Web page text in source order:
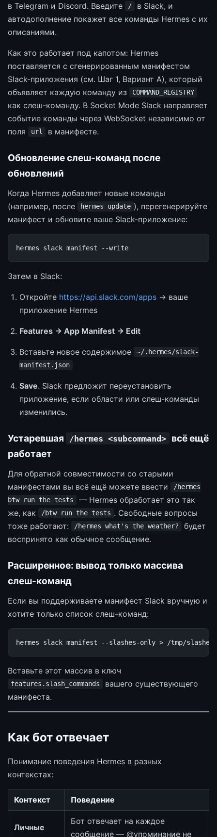
в Telegram и Discord. Введите
/
в Slack, и
автодополнение покажет все команды Hermes с их
описаниями.
Как это работает под капотом: Hermes
поставляется с сгенерированным манифестом
Slack-приложения (см. Шаг 1, Вариант A), который
объявляет каждую команду из
COMMAND_REGISTRY
как слеш-команду. В Socket Mode Slack направляет
событие команды через WebSocket независимо от
поля
url в манифесте.
Обновление слеш-команд после
обновлений
Когда Hermes добавляет новые команды
(например, после
hermes update ), перегенерируйте
манифест и обновите ваше Slack-приложение:
hermes slack manifest
Затем в Slack:
Откройте https://api.slack.com/apps → ваше
приложение Hermes
Features → App Manifest → Edit
Вставьте новое содержимое
~/.hermes/slack-
manifest.json
Save. Slack предложит переустановить
приложение, если области или слеш-команды
изменились.
Устаревшая /hermes <subcommand>
всё ещё
работает
Для обратной совместимости со старыми
манифестами вы всё ещё можете ввести
/hermes
btw run the tests
— Hermes обработает это так
же, как
/btw run the tests . Свободные вопросы
тоже работают:
/hermes what's the weather?
будет
воспринято как обычное сообщение.
Расширенное: вывод только массива
слеш-команд
Если вы поддерживаете манифест Slack вручную и
хотите только список слеш-команд:
hermes slack manifest --slashes-only >
Вставьте этот массив в ключ
features.slash_commands
вашего существующего
манифеста.
Как бот отвечает
Понимание поведения Hermes в разных
контекстах:
Контекст Поведение
Личные
Бот отвечает на каждое
сообщение — @упоминание не